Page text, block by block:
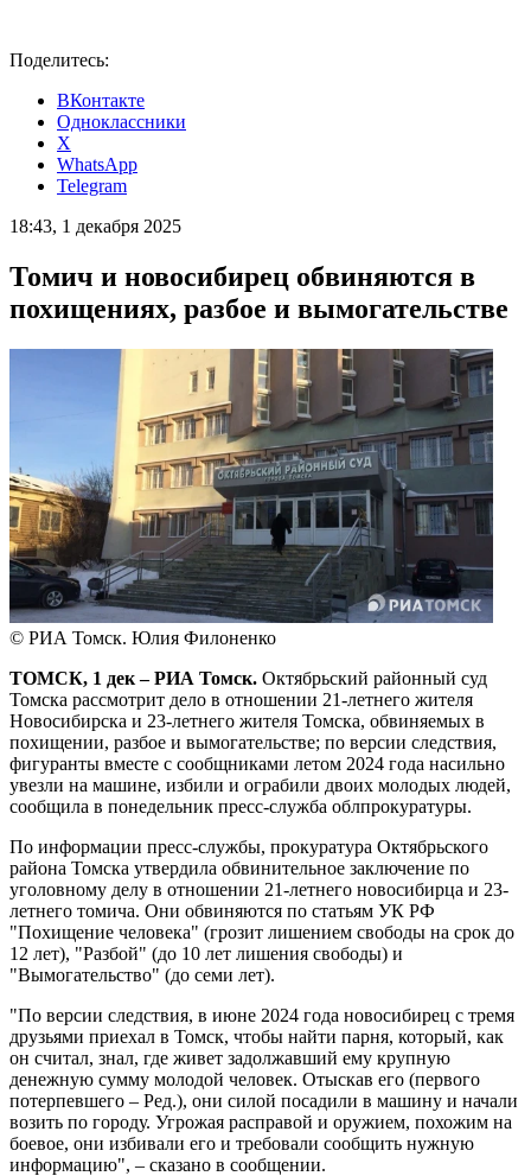
Поделитесь:
ВКонтакте
Одноклассники
X
WhatsApp
Telegram
18:43, 1 декабря 2025
Томич и новосибирец обвиняются в
похищениях, разбое и вымогательстве
© РИА Томск. Юлия Филоненко
ТОМСК, 1 дек – РИА Томск. Октябрьский районный суд
Томска рассмотрит дело в отношении 21-летнего жителя
Новосибирска и 23-летнего жителя Томска, обвиняемых в
похищении, разбое и вымогательстве; по версии следствия,
фигуранты вместе с сообщниками летом 2024 года насильно
увезли на машине, избили и ограбили двоих молодых людей,
сообщила в понедельник пресс-служба облпрокуратуры.
По информации пресс-службы, прокуратура Октябрьского
района Томска утвердила обвинительное заключение по
уголовному делу в отношении 21-летнего новосибирца и 23-
летнего томича. Они обвиняются по статьям УК РФ
"Похищение человека" (грозит лишением свободы на срок до
12 лет), "Разбой" (до 10 лет лишения свободы) и
"Вымогательство" (до семи лет).
"По версии следствия, в июне 2024 года новосибирец с тремя
друзьями приехал в Томск, чтобы найти парня, который, как
он считал, знал, где живет задолжавший ему крупную
денежную сумму молодой человек. Отыскав его (первого
потерпевшего – Ред.), они силой посадили в машину и начали
возить по городу. Угрожая расправой и оружием, похожим на
боевое, они избивали его и требовали сообщить нужную
информацию", – сказано в сообщении.